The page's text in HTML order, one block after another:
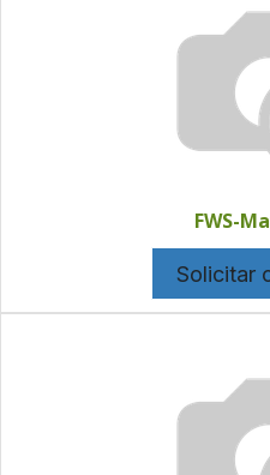
FWS-
Solicitar